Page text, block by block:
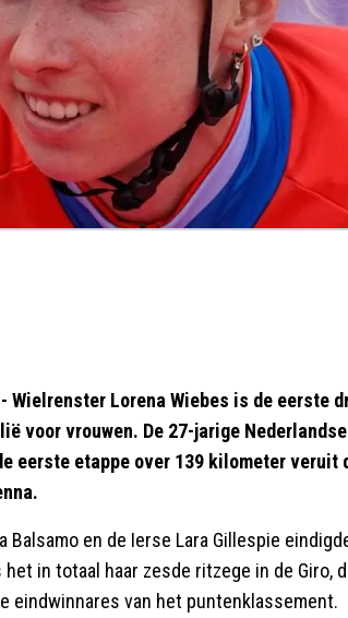
- Wielrenster Lorena Wiebes is de eerste
voor vrouwen. De 27-jarige
eerste etappe over 139 kilometer
Balsamo en de Ierse Lara Gillespie
het in totaal haar zesde ritzege in de Giro,
eindwinnares van het puntenklassement.